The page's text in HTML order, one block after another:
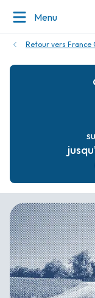
Menu
Retour vers France